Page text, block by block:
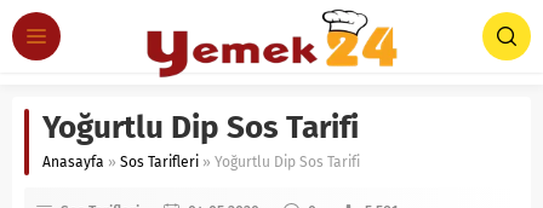
Yoğurtlu Dip Sos Tarifi
Anasayfa » Sos Tarifleri » Yoğurtlu Dip Sos Tarifi